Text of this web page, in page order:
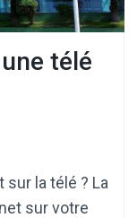
télé
la télé ? La
sur votre